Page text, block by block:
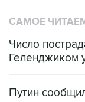
САМОЕ
Число
Геленджиком
Путин